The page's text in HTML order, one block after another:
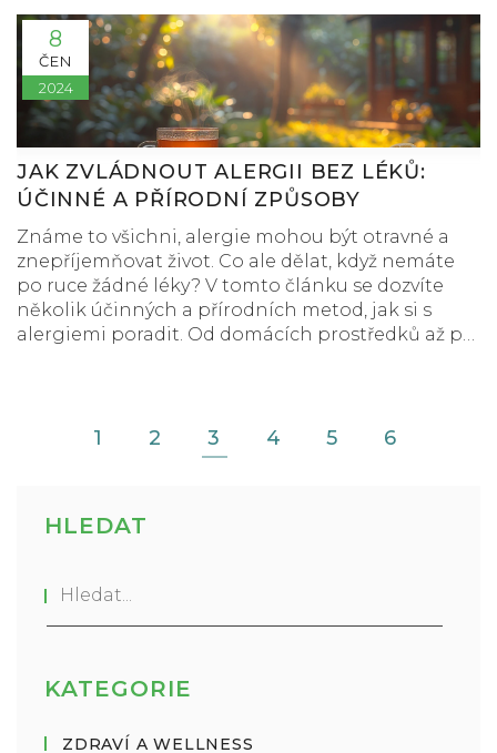
rozhodnout pro správnou léčbu.
8
ČEN
2024
JAK ZVLÁDNOUT ALERGII BEZ LÉKŮ:
ÚČINNÉ A PŘÍRODNÍ ZPŮSOBY
Známe to všichni, alergie mohou být otravné a
znepříjemňovat život. Co ale dělat, když nemáte
po ruce žádné léky? V tomto článku se dozvíte
několik účinných a přírodních metod, jak si s
alergiemi poradit. Od domácích prostředků až po
1 2 3 4 5 6
HLEDAT
KATEGORIE
ZDRAVÍ A WELLNESS